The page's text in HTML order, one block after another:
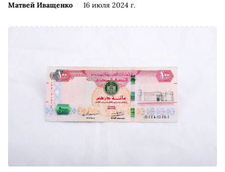
Матвей Иващенко 16 июля 2024 г.